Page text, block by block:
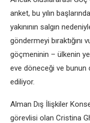
anket, bu yılın
yakınının salgın
göndermeyi bıraktığını
göçmeninin – ülkenin
eve döneceği ve bunun
ediliyor.
Alman Dış İlişkiler
görevlisi olan Cristina